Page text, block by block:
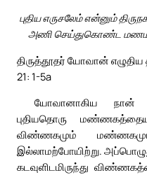
புதிய எருசலேம் என்னும்
அணி செய்துகொண்ட
திருத்தூதர் யோவான் எழுதிய
21: 1-5a
யோவானாகிய நான்
புதியதொரு
விண்ணகமும்
இல்லாமற்போயிற்று.
கடவுளிடமிருந்து